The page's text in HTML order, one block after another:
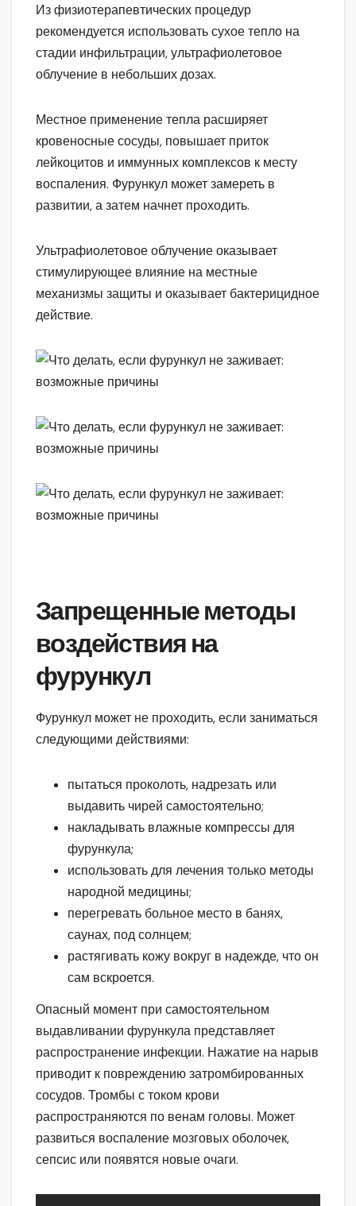
Из физиотерапевтических процедур
рекомендуется использовать сухое тепло на
стадии инфильтрации, ультрафиолетовое
облучение в небольших дозах.
Местное применение тепла расширяет
кровеносные сосуды, повышает приток
лейкоцитов и иммунных комплексов к месту
воспаления. Фурункул может замереть в
развитии, а затем начнет проходить.
Ультрафиолетовое облучение оказывает
стимулирующее влияние на местные
механизмы защиты и оказывает бактерицидное
действие.
Запрещенные методы
воздействия на
фурункул
Фурункул может не проходить, если заниматься
следующими действиями:
пытаться проколоть, надрезать или
выдавить чирей самостоятельно;
накладывать влажные компрессы для
фурункула;
использовать для лечения только методы
народной медицины;
перегревать больное место в банях,
саунах, под солнцем;
растягивать кожу вокруг в надежде, что он
сам вскроется.
Опасный момент при самостоятельном
выдавливании фурункула представляет
распространение инфекции. Нажатие на нарыв
приводит к повреждению затромбированных
сосудов. Тромбы с током крови
распространяются по венам головы. Может
развиться воспаление мозговых оболочек,
сепсис или появятся новые очаги.